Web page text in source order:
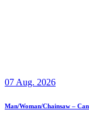
07 Aug. 2026
Man/Woman/Chainsaw –